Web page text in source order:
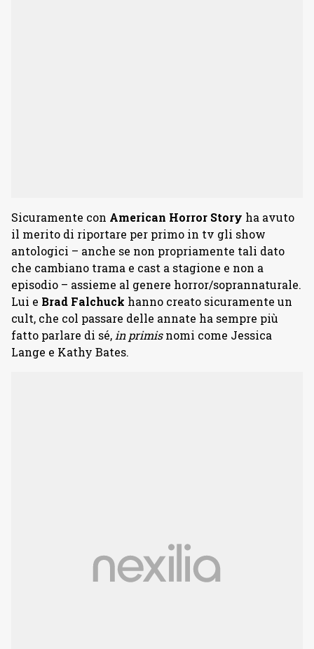
Sicuramente con American Horror Story ha avuto
il merito di riportare per primo in tv gli show
antologici – anche se non propriamente tali dato
che cambiano trama e cast a stagione e non a
episodio – assieme al genere horror/soprannaturale.
Lui e Brad Falchuck hanno creato sicuramente un
cult, che col passare delle annate ha sempre più
fatto parlare di sé, in primisnomi come Jessica
Lange e Kathy Bates.